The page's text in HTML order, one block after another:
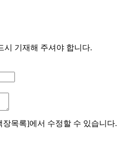
시 기재해 주셔야 합니다.
목록]에서 수정할 수 있습니다.